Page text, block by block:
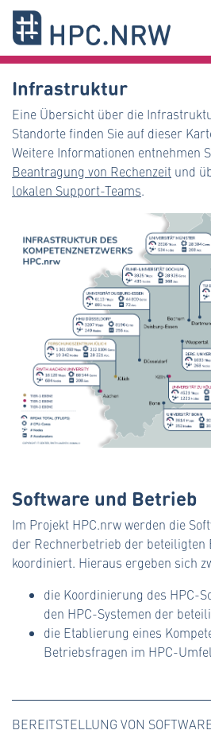
Infrastruktur
Eine Übersicht über die
Standorte finden Sie auf dieser
Weitere Informationen entnehmen
Beantragung von Rechenzeit und
lokalen Support-Teams.
Software und Betrieb
Im Projekt HPC.nrw werden die
der Rechnerbetrieb der beteiligten
koordiniert. Hieraus ergeben sich
die Koordinierung des HPC-
den HPC-Systemen der
die Etablierung eines
Betriebsfragen im HPC-
BEREITSTELLUNG VON